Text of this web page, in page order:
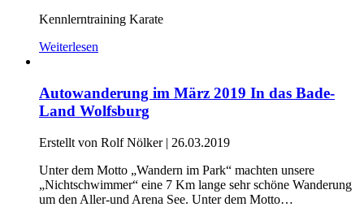
Kennlerntraining Karate
Weiterlesen
Autowanderung im März 2019 In das Bade-
Land Wolfsburg
Erstellt von Rolf Nölker | 26.03.2019
Unter dem Motto „Wandern im Park“ machten unsere
„Nichtschwimmer“ eine 7 Km lange sehr schöne Wanderung
um den Aller-und Arena See. Unter dem Motto…